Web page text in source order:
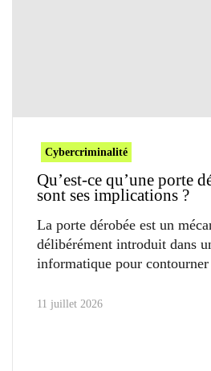
Cybercriminalité
Qu’est-ce qu’une porte
sont ses implications ?
La porte dérobée est un
délibérément introduit dans
informatique pour contourner
11 juillet 2026